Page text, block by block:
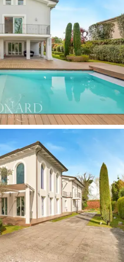
è aperto fino alla
una sensazione di ariosità
sala, un elegante salotto
perfetta per accogliere
in famiglia. Unascala
da artigiani toscani,
i vari livelli della villa,
design di grande impatto.
si affaccia sul soggiorno e
terrazza esterna di circa 60
o rilassarsi in
, adiacente al soggiorno,
luminoso, arredato con un
e sedute di design. La
, attrezzata con
e un’isola centrale con
La zona notteè un
al piano terra, troviamo